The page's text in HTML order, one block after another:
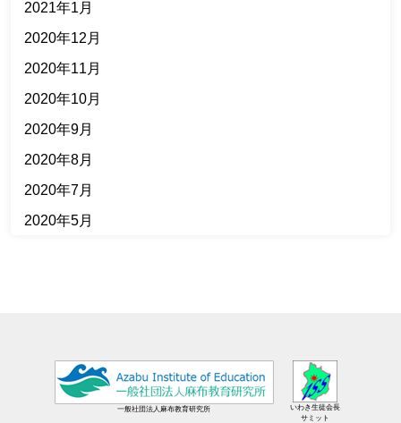
2021年1月
2020年12月
2020年11月
2020年10月
2020年9月
2020年8月
2020年7月
2020年5月
一般社団法人麻布教育研究所
いわき生徒会長
サミット